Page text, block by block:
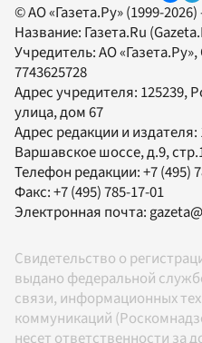
© АО «Газета.Ру» (1999-
Название: Газета.Ru
Учредитель:АО «Газета.Ру»,
7743625728
Адрес учредителя: 125239,
улица, дом 67
Адрес редакции и издателя:
Варшавское шоссе, д.9,
Телефон редакции:+7 (495)
Факс:+7 (495) 785-17-01
Электронная почта:
Свидетельство о
выдано федеральной
связи, информационных
коммуникаций
несет ответственности за